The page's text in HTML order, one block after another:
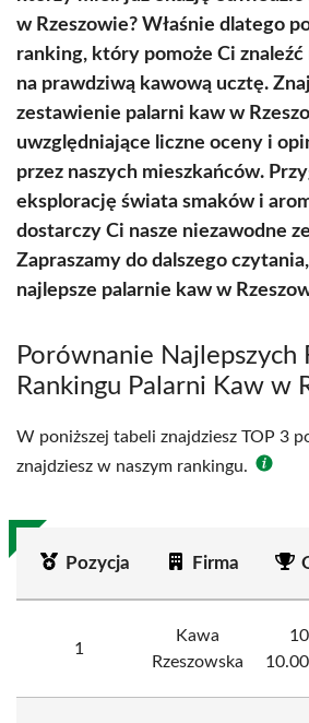
w Rzeszowie? Właśnie dlatego
ranking, który pomoże Ci znaleźć
na prawdziwą kawową ucztę.
zestawienie palarni kaw w
uwzględniające liczne oceny i
przez naszych mieszkańców.
eksplorację świata smaków i
dostarczy Ci nasze niezawodne
Zapraszamy do dalszego
najlepsze palarnie kaw w
Porównanie Najlepszych
Rankingu Palarni Kaw w
W poniższej tabeli znajdziesz TOP 3
znajdziesz w naszym rankingu.
Pozycja Firma
1
Kawa
Rzeszowska
10.00